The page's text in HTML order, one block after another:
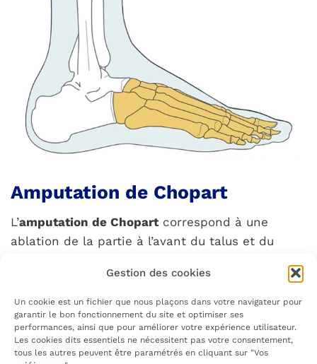
Gestion des cookies
Un cookie est un fichier que nous plaçons dans votre navigateur pour
garantir le bon fonctionnement du site et optimiser ses
performances, ainsi que pour améliorer votre expérience utilisateur.
Les cookies dits essentiels ne nécessitent pas votre consentement,
tous les autres peuvent être paramétrés en cliquant sur "Vos
Amputation de Chopart
L’amputation de Chopartcorrespond à une
ablation de la partie à l’avant du talus et du
l’arrière-pied. Ce type d’amputation entraîne une
perte de stabilité et de propulsion.
EN SAVOIR PLUS